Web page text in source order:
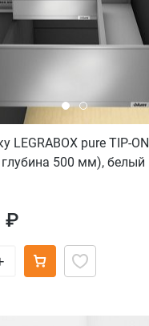
LEGRABOX pure TIP-
глубина 500 мм),
₽